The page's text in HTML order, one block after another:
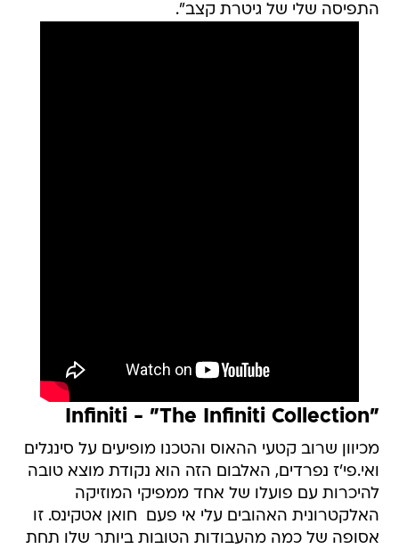
התפיסה שלי של גיטרת קצב".
"Infiniti - "The Infiniti Collection
מכיוון שרוב קטעי ההאוס והטכנו מופיעים על סינגלים
ואי.פי'ז נפרדים, האלבום הזה הוא נקודת מוצא טובה
להיכרות עם פועלו של אחד ממפיקי המוזיקה
האלקטרונית האהובים עלי אי פעם  חואן אטקינס. זו
אסופה של כמה מהעבודות הטובות ביותר שלו תחת